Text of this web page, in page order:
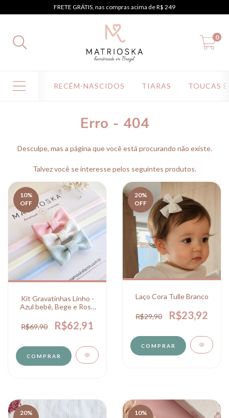
FRETE GRÁTIS, nas compras acima de R$ 249
0
RECÉM-NASCIDOS TIARAS TOUCAS
Erro - 404
Desculpe, mas a página que você está procurando não existe.
Talvez você se interesse pelos seguintes produtos.
10%
OFF
Kit Gravatinhas Linho -
Azul bebê, Bege e Rosa
R$69,90
R$62,91
COMPRAR
20%
OFF
Laço Cora Tulle Branco
R$29,90 R$23,92
COMPRAR
20%
10%